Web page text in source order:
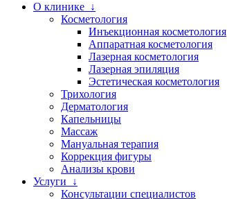
О клинике ↓
Косметология
Инъекционная косметология
Аппаратная косметология
Лазерная косметология
Лазерная эпиляция
Эстетическая косметология
Трихология
Дерматология
Капельницы
Массаж
Мануальная терапия
Коррекция фигуры
Анализы крови
Услуги ↓
Консультации специалистов